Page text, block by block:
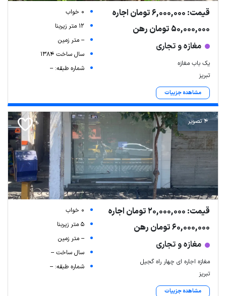
قیمت: 6,000,000 تومان اجاره
50,000,000 تومان رهن
مغازه و تجاری
یک باب مغازه
تبریز
مشاهده جزییات
0 خواب
12 متر زیربنا
-- متر زمین
سال ساخت 1384
شماره طبقه: --
4 تصویر
قیمت: 20,000,000 تومان اجاره
60,000,000 تومان رهن
مغازه و تجاری
مغازه اجاره ای چهار راه گجیل
تبریز
مشاهده جزییات
0 خواب
5 متر زیربنا
-- متر زمین
سال ساخت --
شماره طبقه: --